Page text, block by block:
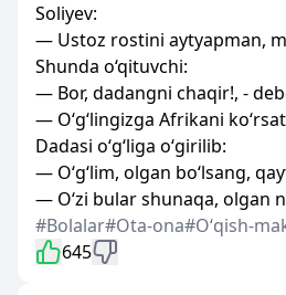
Soliyev:
— Ustoz rostini aytyapman,
Shunda o‘qituvchi:
— Bor, dadangni chaqir!, -
— O‘g‘lingizga Afrikani
Dadasi o‘g‘liga o‘girilib:
— O‘g‘lim, olgan bo‘lsang,
— O‘zi bular shunaqa, olgan
#Bolalar#Ota-ona#Oʻqish-
645